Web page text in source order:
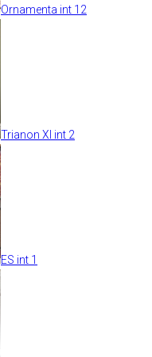
Ornamenta int 12
Trianon XI int 2
ES int 1